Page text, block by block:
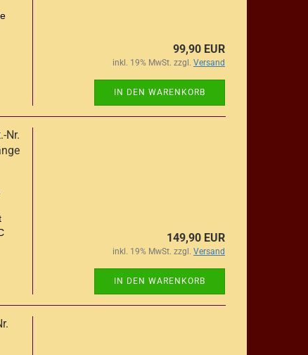
99,90 EUR
inkl. 19% MwSt. zzgl. Versand
IN DEN WARENKORB
Nr.
149,90 EUR
inkl. 19% MwSt. zzgl. Versand
IN DEN WARENKORB